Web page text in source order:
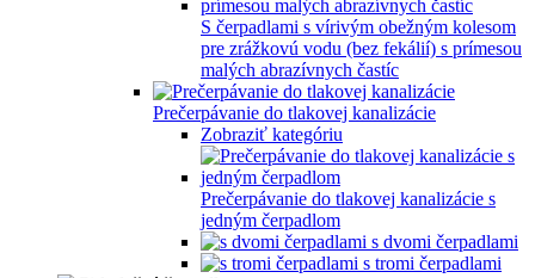
S čerpadlami s vírivým obežným kolesom
pre zrážkovú vodu (bez fekálií) s prímesou
malých abrazívnych častíc
Prečerpávanie do tlakovej kanalizácie
Zobraziť kategóriu
Prečerpávanie do tlakovej kanalizácie s
jedným čerpadlom
s dvomi čerpadlami
s tromi čerpadlami